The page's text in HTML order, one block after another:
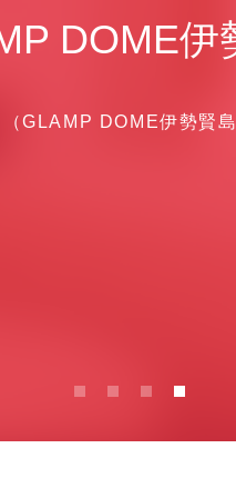
DOME伊
（GLAMP DOME伊勢賢